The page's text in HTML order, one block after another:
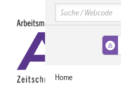
Search
Home